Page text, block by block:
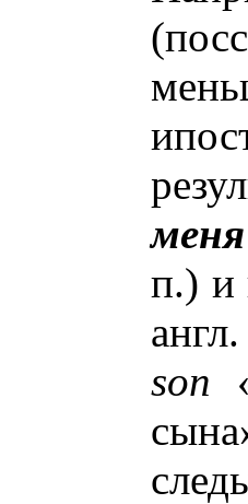
меня
п.) и
англ.
son